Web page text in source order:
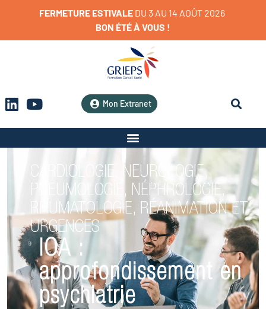
FERMETURE ESTIVALE DU 3 AU 14 AOÛT 2026
BON ÉTÉÀ VOUS !
Mon Extranet
CARDIOLOGIE, NEUROLOGIE,
PNEUMOLOGIE, NÉPHROLOGIE,
RHUMATOLOGIE, RÉANIMATION ET
URGENCES
IOA :
approfondissement en
psychiatrie